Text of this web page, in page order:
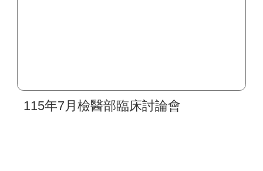
115年7月檢醫部臨床討論會